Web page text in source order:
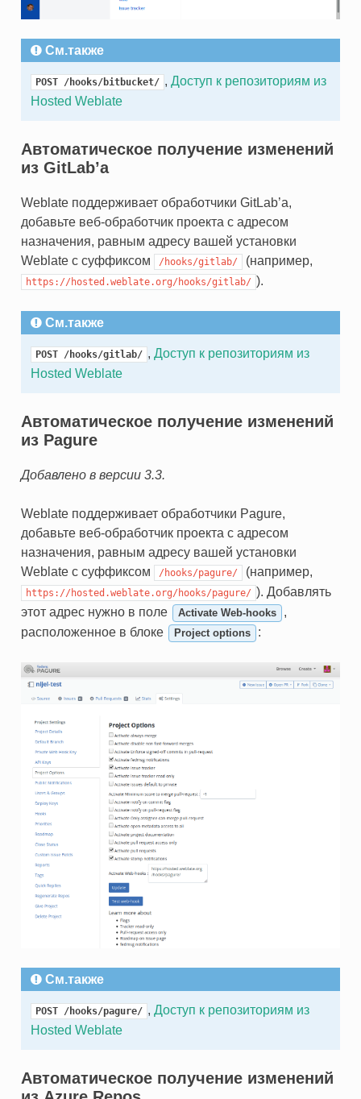
См.также
POST /hooks/bitbucket/ , Доступ к репозиториям из
Hosted Weblate
Автоматическое получение изменений
из GitLab’а
Weblate поддерживает обработчики GitLab’а,
добавьте веб-обработчик проекта с адресом
назначения, равным адресу вашей установки
Weblate с суффиксом
/hooks/gitlab/ (например,
https://hosted.weblate.org/hooks/gitlab/ ).
См.также
POST /hooks/gitlab/ , Доступ к репозиториям из
Hosted Weblate
Автоматическое получение изменений
из Pagure
Добавлено в версии 3.3.
Weblate поддерживает обработчики Pagure,
добавьте веб-обработчик проекта с адресом
назначения, равным адресу вашей установки
Weblate с суффиксом
/hooks/pagure/ (например,
https://hosted.weblate.org/hooks/pagure/ ). Добавлять
этот адрес нужно в поле
Activate Web-hooks
,
расположенное в блоке
Project options :
См.также
POST /hooks/pagure/ , Доступ к репозиториям из
Hosted Weblate
Автоматическое получение изменений